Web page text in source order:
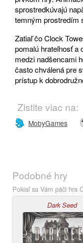
sprostredkúvajú
temným prostredím
Zatiaľ čo Clock
pomalú hrateľnosť a
medzi nadšencami
často chválená pre
prístup k
Zistite viac na:
MobyGames
Podobné hry
Pokiaľ sa Vám páči hra
Dark Seed